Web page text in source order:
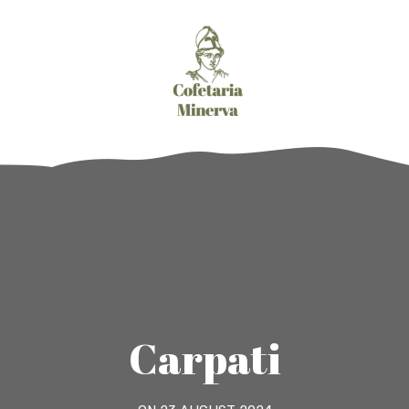
Carpati